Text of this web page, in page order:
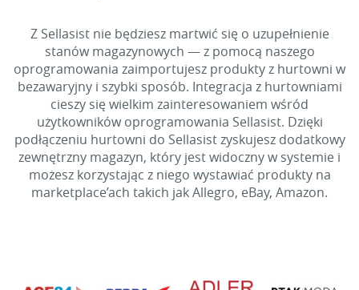
Z Sellasist nie będziesz martwić się o uzupełnienie
stanów magazynowych — z pomocą naszego
oprogramowania zaimportujesz produkty z hurtowni w
bezawaryjny i szybki sposób. Integracja z hurtowniami
cieszy się wielkim zainteresowaniem wśród
użytkowników oprogramowania Sellasist. Dzięki
podłączeniu hurtowni do Sellasist zyskujesz dodatkowy
zewnętrzny magazyn, który jest widoczny w systemie i
możesz korzystając z niego wystawiać produkty na
marketplace’ach takich jak Allegro, eBay, Amazon.